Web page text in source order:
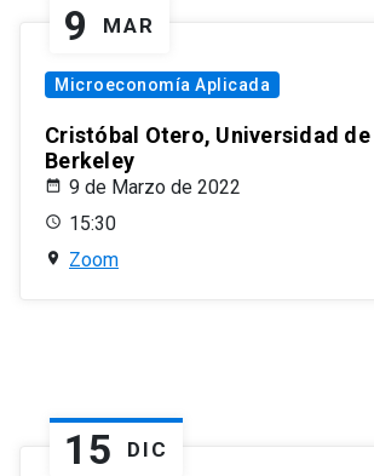
9 MAR
Microeconomía Aplicada
Cristóbal Otero, Universidad
Berkeley
9 de Marzo de 2022
15:30
Zoom
15 DIC